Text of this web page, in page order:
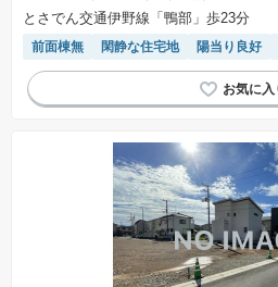
とさでん交通伊野線「鴨部」歩23分
前面棟無 閑静な住宅地 陽当り良好